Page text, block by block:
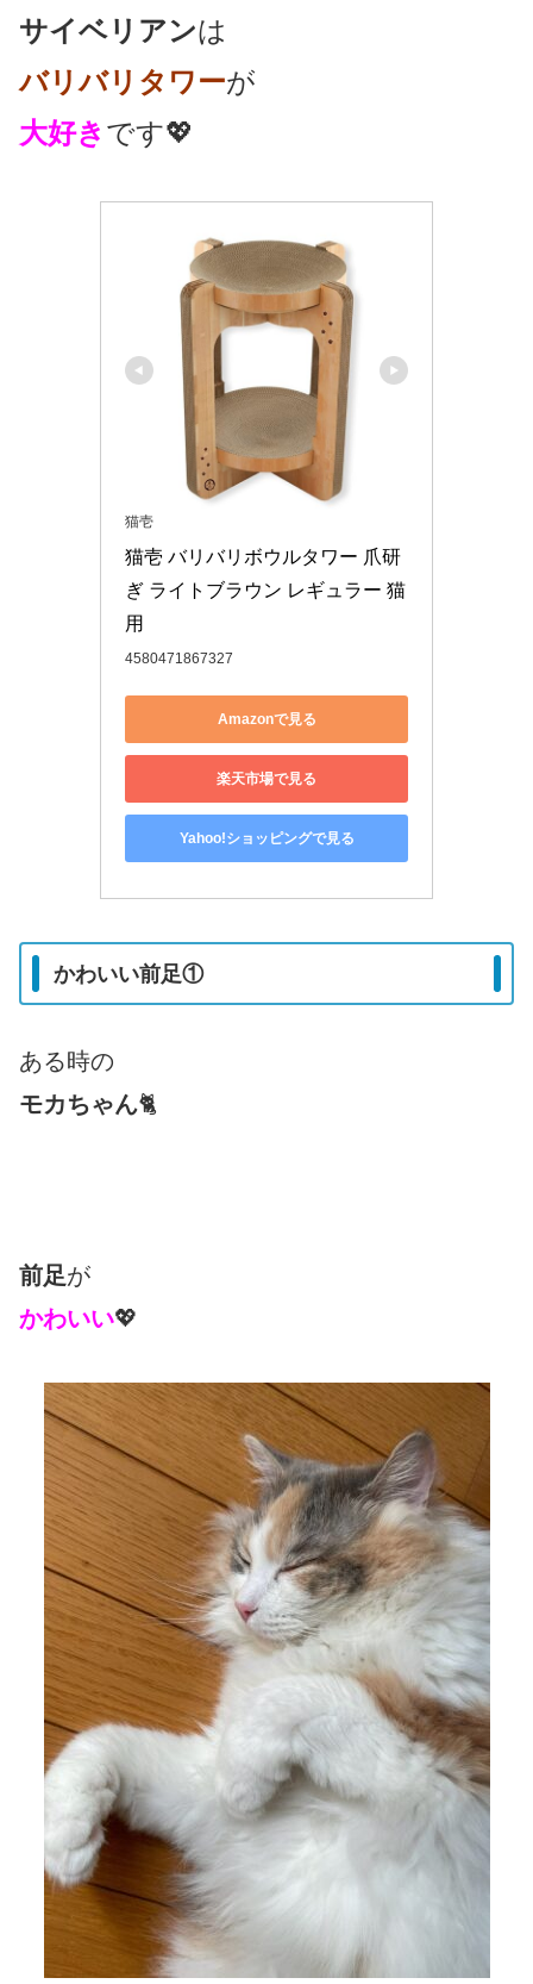
サイベリアンは
バリバリタワーが
大好き です💖
猫壱
猫壱 バリバリボウルタワー 爪研
ぎ ライトブラウン レギュラー 猫
用
4580471867327
Amazonで見る
楽天市場で見る
Yahoo!ショッピングで見る
かわいい前足①
ある時の
モカちゃん🐈
前足が
かわいい💖